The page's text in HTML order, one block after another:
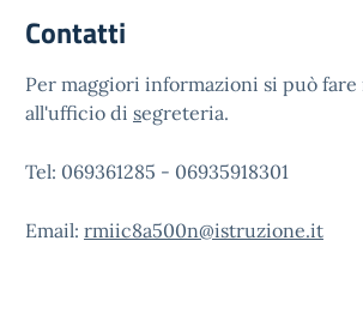
Contatti
Per maggiori informazioni si può
all'ufficio di segreteria.
Tel: 069361285 - 06935918301
Email: rmiic8a500n@istruzione.it